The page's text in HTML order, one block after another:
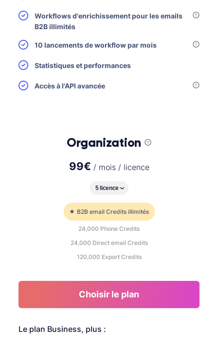
Workflows d'enrichissement pour les emails
B2B illimités
10 lancements de workflow par mois
Statistiques et performances
Accès à l'API avancée
Organization
99€ / mois / licence
B2B email Credits illimités
24,000 Phone Credits
24,000 Direct email Credits
120,000 Export Credits
Choisir le plan
Le plan Business, plus :